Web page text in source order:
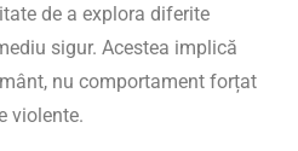
de a explora diferite
sigur. Acestea implică
nu comportament forțat
violente.